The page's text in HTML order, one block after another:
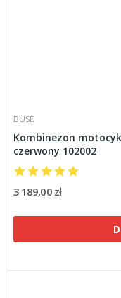
BUSE
Kombinezon
czerwony 102002
3 189,00 zł